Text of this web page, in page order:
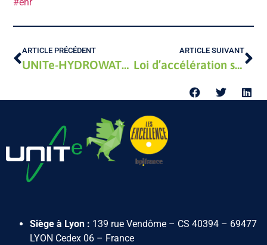
ARTICLE PRÉCÉDENT
UNITe-HYDROWATT remporte un nouveau projet hydroélectrique
ARTICLE SUIVANT
Loi d’accélération sur les Energies Renouvelables (AER)
Siège à Lyon : 139 rue Vendôme – CS 40394 – 69477
LYON Cedex 06 – France